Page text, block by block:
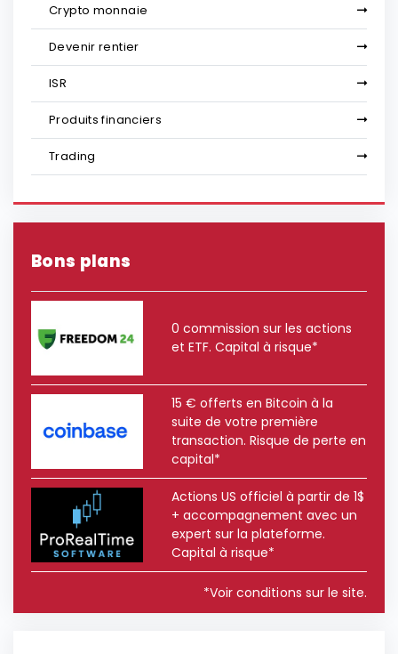
Crypto monnaie
Devenir rentier
ISR
Produits financiers
Trading
Bons plans
0 commission sur les actions
et ETF. Capital à risque*
15 € offerts en Bitcoin à la
suite de votre première
transaction. Risque de perte en
capital*
Actions US officiel à partir de 1$
+ accompagnement avec un
expert sur la plateforme.
Capital à risque*
*Voir conditions sur le site.